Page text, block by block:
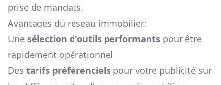
prise de mandats.
Avantages du réseau immobilier:
Une sélection d'outils performants pour être
rapidement opérationnel
Des tarifs préférenciels pour votre publicité sur